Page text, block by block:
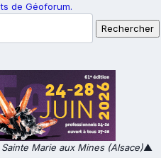
de Géoforum.
Marie aux Mines (Alsace)▲